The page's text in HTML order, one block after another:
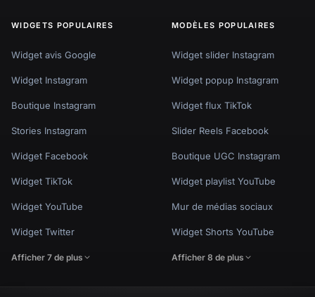
WIDGETS POPULAIRES
Widget avis Google
Widget Instagram
Boutique Instagram
Stories Instagram
Widget Facebook
Widget TikTok
Widget YouTube
Widget Twitter
Afficher 7 de plus
MODÈLES POPULAIRES
Widget slider Instagram
Widget popup Instagram
Widget flux TikTok
Slider Reels Facebook
Boutique UGC Instagram
Widget playlist YouTube
Mur de médias sociaux
Widget Shorts YouTube
Afficher 8 de plus